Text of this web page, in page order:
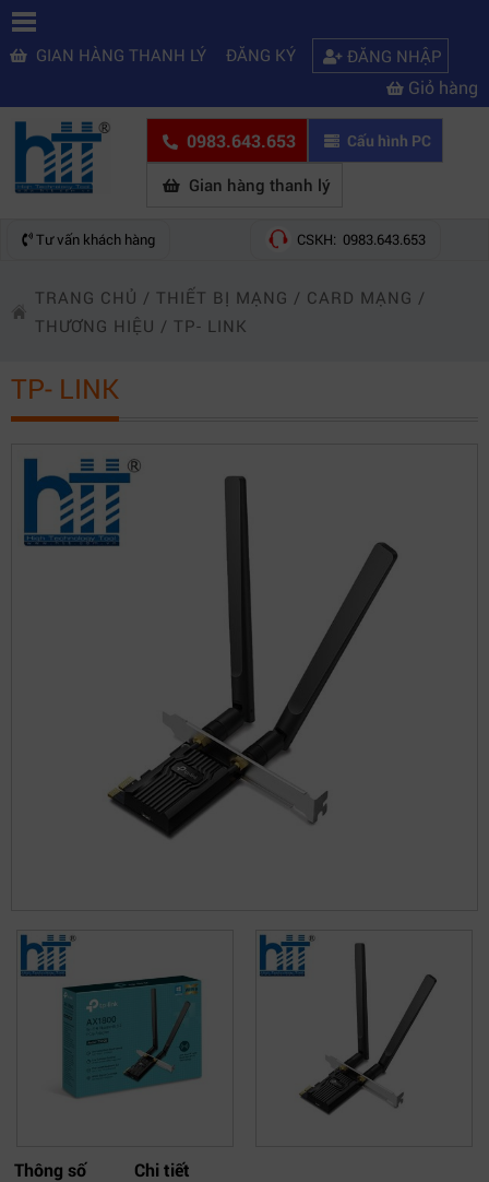
GIAN HÀNG THANH LÝ ĐĂNG KÝ ĐĂNG NHẬP
Giỏ hàng
0983.643.653 Cấu hình PC
Gian hàng thanh lý
Tư vấn khách hàng CSKH: 0983.643.653
TRANG CHỦ / THIẾT BỊ MẠNG / CARD MẠNG /
THƯƠNG HIỆU / TP- LINK
TP- LINK
Thông số
Chi tiết